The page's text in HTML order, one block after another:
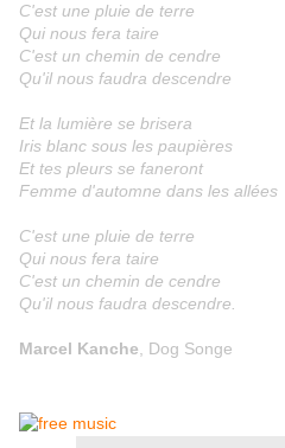
C'est une pluie de terre
Qui nous fera taire
C'est un chemin de cendre
Qu'il nous faudra descendre
Et la lumière se brisera
Iris blanc sous les paupières
Et tes pleurs se faneront
Femme d'automne dans les allées
C'est une pluie de terre
Qui nous fera taire
C'est un chemin de cendre
Qu'il nous faudra descendre.
Marcel Kanche , Dog Songe